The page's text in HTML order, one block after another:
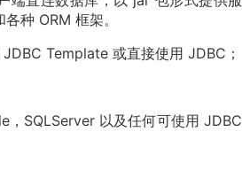
种 ORM 框架。
Template 或直接使用 JDBC；
SQLServer 以及任何可使用 JDBC